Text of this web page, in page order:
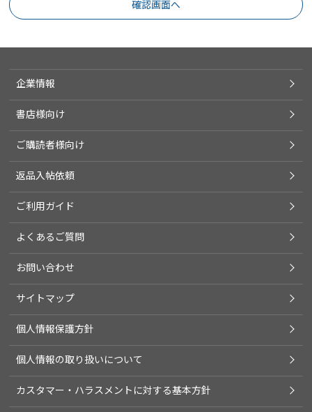
企業情報
書店様向け
ご購読者様向け
返品入帖依頼
ご利用ガイド
よくあるご質問
お問い合わせ
サイトマップ
個人情報保護方針
個人情報の取り扱いについて
カスタマー・ハラスメントに対する基本方針